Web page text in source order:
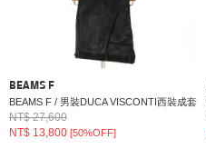
BEAMS F
BEAMS F / 男裝DUCA VISCONTI西裝成套
NT$ 27,600
NT$ 13,800 [50%OFF]